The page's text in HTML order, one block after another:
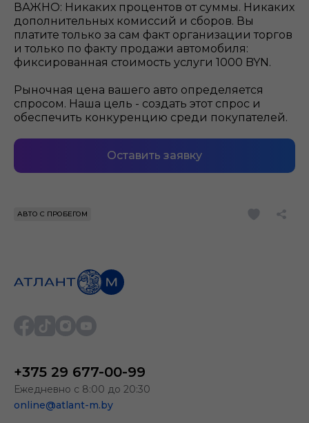
ВАЖНО: Никаких процентов от суммы. Никаких
дополнительных комиссий и сборов. Вы
платите только за сам факт организации торгов
и только по факту продажи автомобиля:
фиксированная стоимость услуги 1000 BYN.
Рыночная цена вашего авто определяется
спросом. Наша цель - создать этот спрос и
обеспечить конкуренцию среди покупателей.
Оставить заявку
АВТО С ПРОБЕГОМ
+375 29 677-00-99
Ежедневно с 8:00 до 20:30
online@atlant-m.by